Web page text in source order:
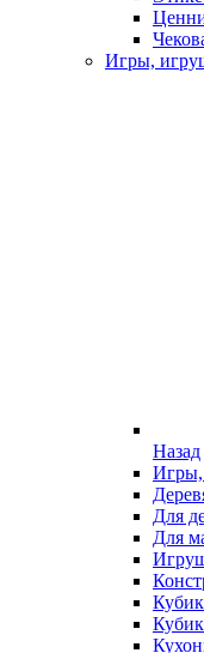
Игры,
Назад
Игры,
Для
Для